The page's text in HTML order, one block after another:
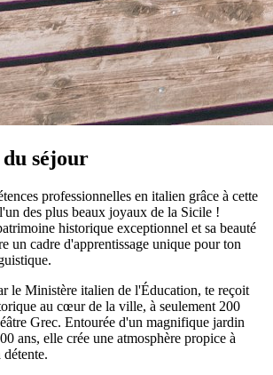
séjour
professionnelles en italien grâce à cette
des plus beaux joyaux de la Sicile !
historique exceptionnel et sa beauté
un cadre d'apprentissage unique pour ton
le Ministère italien de l'Éducation, te reçoit
au cœur de la ville, à seulement 200
Grec. Entourée d'un magnifique jardin
ans, elle crée une atmosphère propice à
détente.